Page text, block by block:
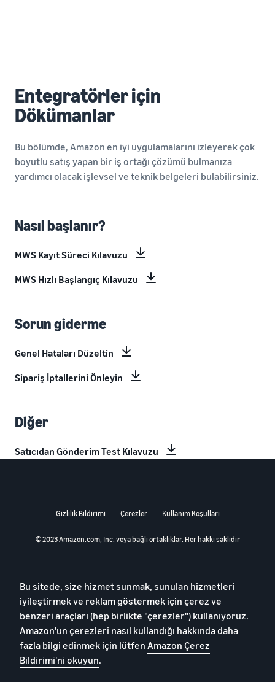
Entegratörler için
Dökümanlar
Bu bölümde, Amazon en iyi uygulamalarını izleyerek çok
boyutlu satış yapan bir iş ortağı çözümü bulmanıza
yardımcı olacak işlevsel ve teknik belgeleri bulabilirsiniz.
Nasıl başlanır?
MWS Kayıt Süreci Kılavuzu
MWS Hızlı Başlangıç Kılavuzu
Sorun giderme
Genel Hataları Düzeltin
Sipariş İptallerini Önleyin
Diğer
Satıcıdan Gönderim Test Kılavuzu
Gizlilik Bildirimi Çerezler Kullanım Koşulları
© 2023 Amazon.com, Inc. veya bağlı ortaklıklar. Her hakkı saklıdır
Bu sitede, size hizmet sunmak, sunulan hizmetleri
iyileştirmek ve reklam göstermek için çerez ve
benzeri araçları (hep birlikte "çerezler") kullanıyoruz.
Amazon'un çerezleri nasıl kullandığı hakkında daha
fazla bilgi edinmek için lütfen Amazon Çerez
Bildirimi'ni okuyun.